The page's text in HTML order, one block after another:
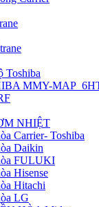
Toshiba
MMY-
NHIỆT
Carrier- Toshiba
Daikin
FULUKI
Hisense
Hitachi
LG